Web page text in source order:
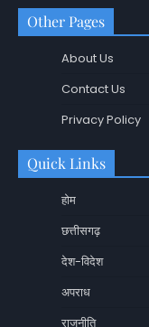
Other Pages
About Us
Contact Us
Privacy Policy
Quick Links
होम
छत्तीसगढ़
देश-विदेश
अपराध
राजनीति